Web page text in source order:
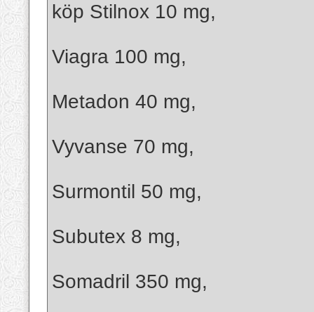
köp Stilnox 10 mg,
Viagra 100 mg,
Metadon 40 mg,
Vyvanse 70 mg,
Surmontil 50 mg,
Subutex 8 mg,
Somadril 350 mg,